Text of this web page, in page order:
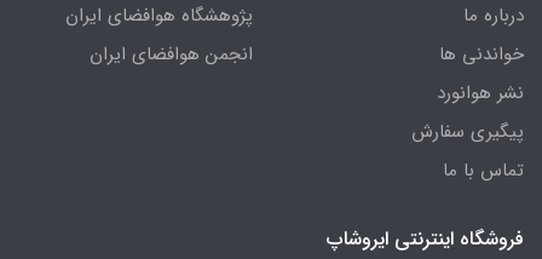
درباره ما
خواندنی ها
نشر هوانورد
پیگیری سفارش
تماس با ما
پژوهشگاه هوافضای ایران
انجمن هوافضای ایران
فروشگاه اینترنتی ایروشاپ